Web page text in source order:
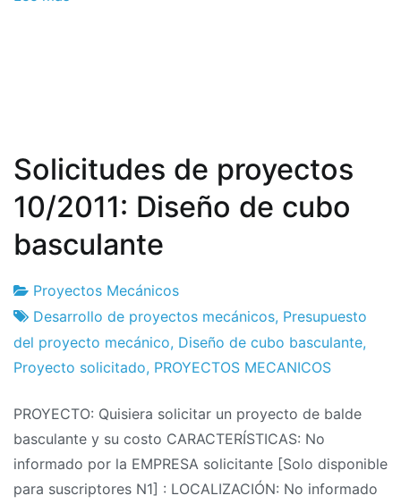
Solicitudes de proyectos
10/2011: Diseño de cubo
basculante
Fábrica
de
proyectos
25
de
October
2011
Proyectos Mecánicos
Desarrollo de proyectos mecánicos, Presupuesto
del proyecto mecánico, Diseño de cubo basculante,
Proyecto solicitado, PROYECTOS MECANICOS
PROYECTO: Quisiera solicitar un proyecto de balde
basculante y su costo CARACTERÍSTICAS: No
informado por la EMPRESA solicitante [Solo disponible
para suscriptores N1] : LOCALIZACIÓN: No informado